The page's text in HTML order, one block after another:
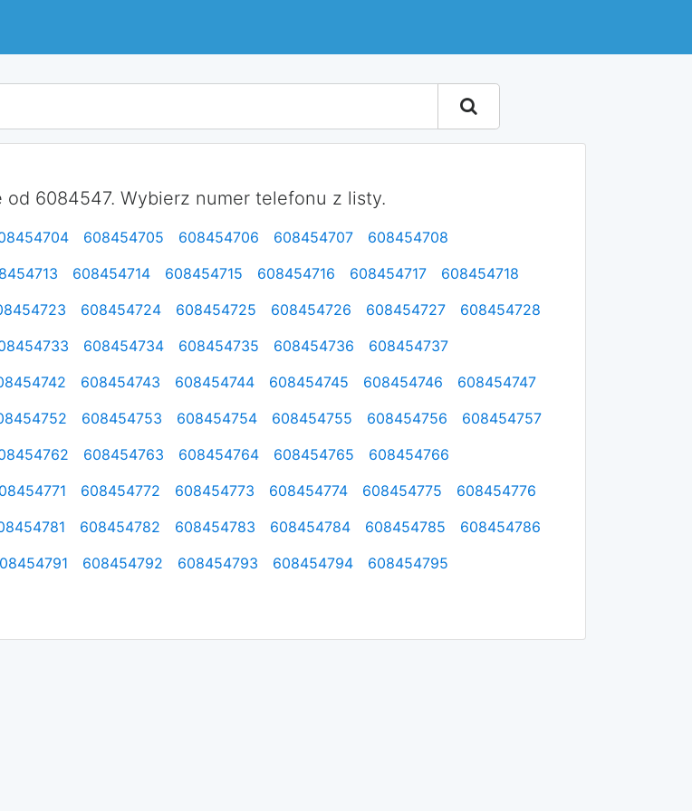
6084547. Wybierz numer telefonu z listy.
608454705 608454706 608454707
608454708
608454714 608454715 608454716 608454717
608454718
608454724 608454725 608454726 608454727
608454728
608454734 608454735 608454736
608454737
608454743 608454744 608454745 608454746
608454747
608454753 608454754 608454755 608454756
608454757
608454763 608454764 608454765
608454766
608454772 608454773 608454774 608454775
608454776
608454782 608454783 608454784 608454785
608454786
608454792 608454793 608454794
608454795